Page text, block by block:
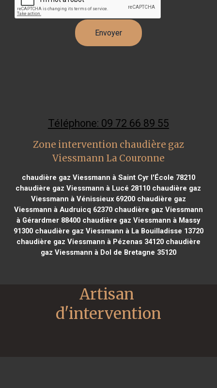
Téléphone: 09 72 66 89 55
Zone intervention chaudière gaz
Viessmann La Couronne
chaudière gaz Viessmann à Saint Cyr l'École 78210
chaudière gaz Viessmann à Lucé 28110 chaudière gaz
Viessmann à Vénissieux 69200chaudière gaz
Viessmann à Audruicq 62370chaudière gaz Viessmann
à Gérardmer 88400 chaudière gaz Viessmann à Massy
91300chaudière gaz Viessmann à La Bouilladisse 13720
chaudière gaz Viessmann à Pézenas 34120chaudière
gaz Viessmann à Dol de Bretagne 35120
Artisan
d'intervention